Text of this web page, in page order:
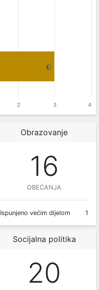
3
3
2 3 4
Obrazovanje
16
OBEĆANJA
Ispunjeno većim dijelom 1
Socijalna politika
20